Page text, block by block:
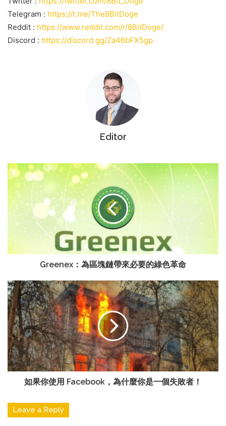
Telegram : https://t.me/The8BitDoge
Reddit : https://www.reddit.com/r/8BitDoge/
Discord : https://discord.gg/Za46bFX5gp
Editor
Greenex：為區塊鏈帶來必要的綠色革命
如果你使用 Facebook，為什麼你是一個失敗者！
Leave a Reply